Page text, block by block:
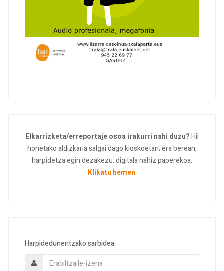
Elkarrizketa/erreportaje osoa irakurri nahi duzu?Hil
honetako aldizkaria salgai dago kioskoetan; era berean,
harpidetza egin dezakezu: digitala nahiz paperekoa.
Klikatu hemen.
Harpidedunentzako sarbidea: